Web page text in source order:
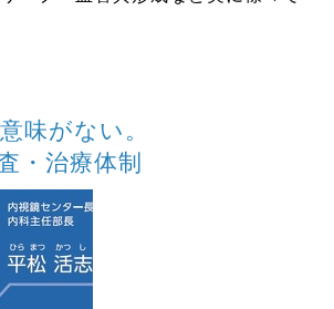
味がない。
・治療体制